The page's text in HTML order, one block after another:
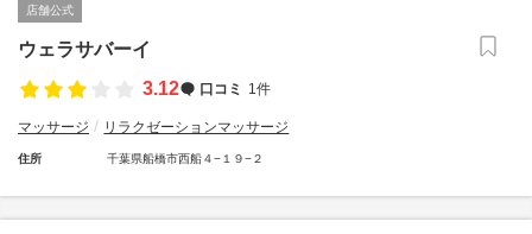
店舗公式
ウェラサバーイ
3.12
口コミ 1件
マッサージ リラクゼーションマッサージ
住所 千葉県船橋市西船４−１９−２